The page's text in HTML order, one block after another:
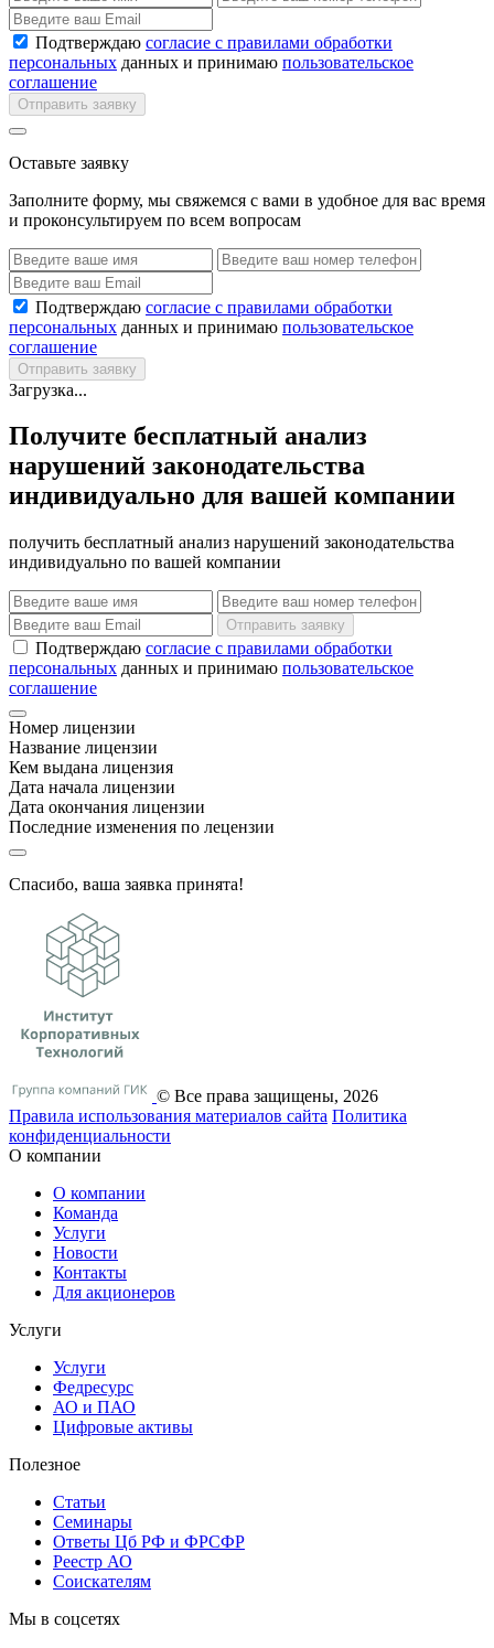
Подтверждаю согласие с правилами обработки
персональных данных и принимаю пользовательское
соглашение
Отправить заявку
Оставьте заявку
Заполните форму, мы свяжемся с вами в удобное для вас время
и проконсультируем по всем вопросам
Подтверждаю согласие с правилами обработки
персональных данных и принимаю пользовательское
соглашение
Отправить заявку
Загрузка...
Получите бесплатный анализ
нарушений законодательства
индивидуально для вашей компании
получить бесплатный анализ нарушений законодательства
индивидуально по вашей компании
Отправить заявку
Подтверждаю согласие с правилами обработки
персональных данных и принимаю пользовательское
соглашение
Номер лицензии
Название лицензии
Кем выдана лицензия
Дата начала лицензии
Дата окончания лицензии
Последние изменения по лецензии
Спасибо, ваша заявка принята!
© Все права защищены, 2026
Правила использования материалов сайта Политика
конфиденциальности
О компании
О компании
Команда
Услуги
Новости
Контакты
Для акционеров
Услуги
Услуги
Федресурс
АО и ПАО
Цифровые активы
Полезное
Статьи
Cеминары
Ответы Цб РФ и ФРСФР
Реестр АО
Соискателям
Мы в соцсетях